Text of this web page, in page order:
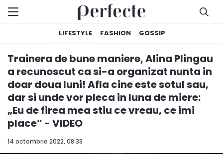
LIFESTYLE FASHION GOSSIP
14 octombrie 2022, 08:33
Trainera de bune maniere, Alina Plingau
a recunoscut ca si-a organizat nunta in
doar doua luni! Afla cine este sotul sau,
dar si unde vor pleca in luna de miere:
„Eu de firea mea stiu ce vreau, ce imi
place” - VIDEO